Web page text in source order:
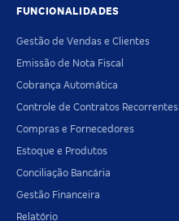
FUNCIONALIDADES
Gestão de Vendas e Clientes
Emissão de Nota Fiscal
Cobrança Automática
Controle de Contratos Recorrentes
Compras e Fornecedores
Estoque e Produtos
Conciliação Bancária
Gestão Financeira
Relatório